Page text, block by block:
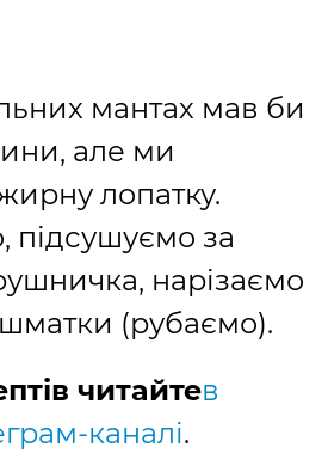
мантах мав би
але ми
лопатку.
підсушуємо за
нарізаємо
(рубаємо).
читайтев
каналі.